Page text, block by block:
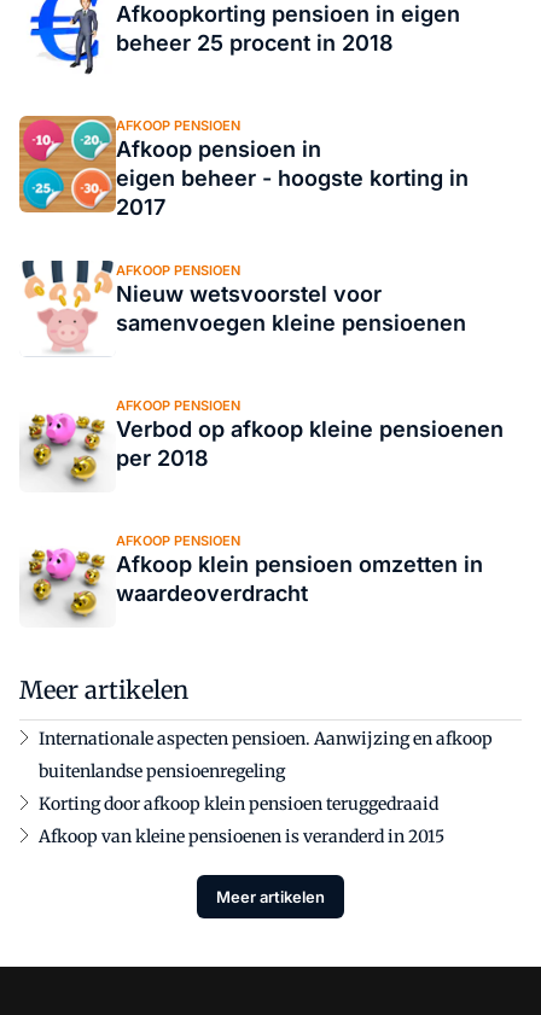
Afkoopkorting pensioen in eigen
beheer 25 procent in 2018
AFKOOP PENSIOEN
Afkoop pensioen in
eigen beheer - hoogste korting in
2017
AFKOOP PENSIOEN
Nieuw wetsvoorstel voor
samenvoegen kleine pensioenen
AFKOOP PENSIOEN
Verbod op afkoop kleine pensioenen
per 2018
AFKOOP PENSIOEN
Afkoop klein pensioen omzetten in
waardeoverdracht
Meer artikelen
Internationale aspecten pensioen. Aanwijzing en afkoop
buitenlandse pensioenregeling
Korting door afkoop klein pensioen teruggedraaid
Afkoop van kleine pensioenen is veranderd in 2015
Meer artikelen